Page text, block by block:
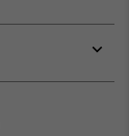
or
or